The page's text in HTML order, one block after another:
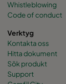
Whistleblowing
Code of conduct
Verktyg
Kontakta oss
Hitta dokument
Sök produkt
Support